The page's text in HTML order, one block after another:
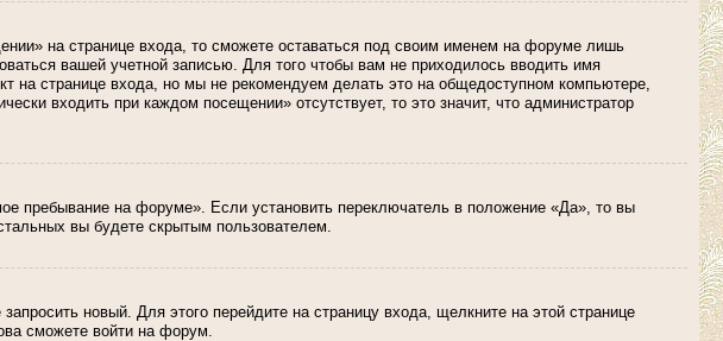
на странице входа, то сможете оставаться под своим именем на форуме лишь
вашей учетной записью. Для того чтобы вам не приходилось вводить имя
на странице входа, но мы не рекомендуем делать это на общедоступном компьютере,
входить при каждом посещении» отсутствует, то это значит, что администратор
пребывание на форуме». Если установить переключатель в положение «Да», то вы
вы будете скрытым пользователем.
новый. Для этого перейдите на страницу входа, щелкните на этой странице
сможете войти на форум.